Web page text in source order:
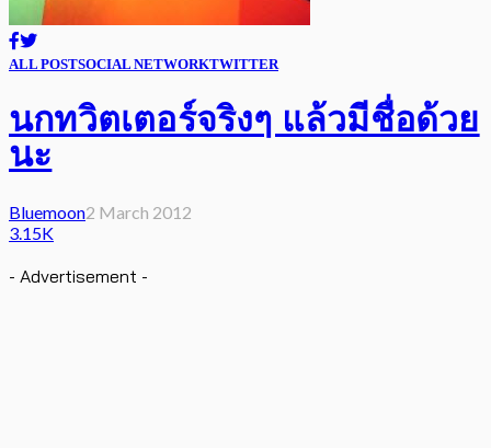
ALL POSTSOCIAL NETWORKTWITTER
นกทวิตเตอร์จริงๆ แล้วมีชื่อด้วย
นะ
Bluemoon2 March 2012
3.15K
- Advertisement -